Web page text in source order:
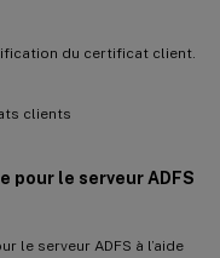
du certificat client.
pour le serveur ADFS
le serveur ADFS à l’aide